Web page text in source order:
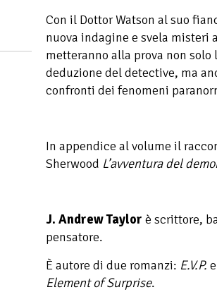
Con il Dottor Watson al suo
nuova indagine e svela
metteranno alla prova non
deduzione del detective, ma
confronti dei fenomeni
In appendice al volume il
Sherwood L’avventura del
J. Andrew Taylor è scrittore,
pensatore.
È autore di due romanzi: E.V.P.
Element of Surprise.